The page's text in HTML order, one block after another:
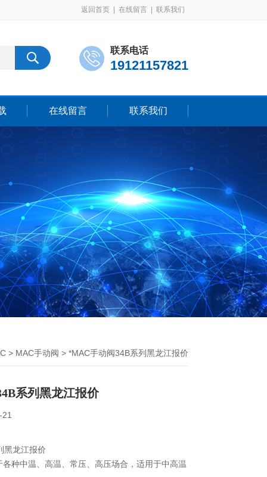
返回首页 在线留言 联系我们
联系电话
19121157821
在线留言 联系我们
> MAC手动阀 > *MAC手动阀34B系列黑龙江报价
系列黑龙江报价
黑龙江报价
种中温、高温、常压、高压场合，适用于中高温